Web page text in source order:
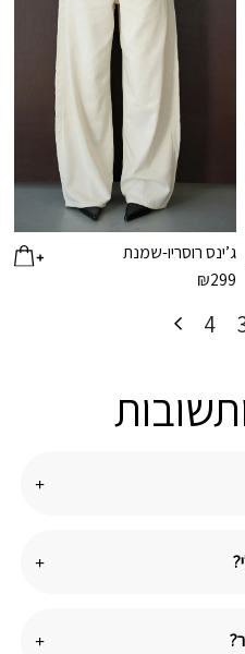
ג’ינס רוסריו-שמנת
₪299
4